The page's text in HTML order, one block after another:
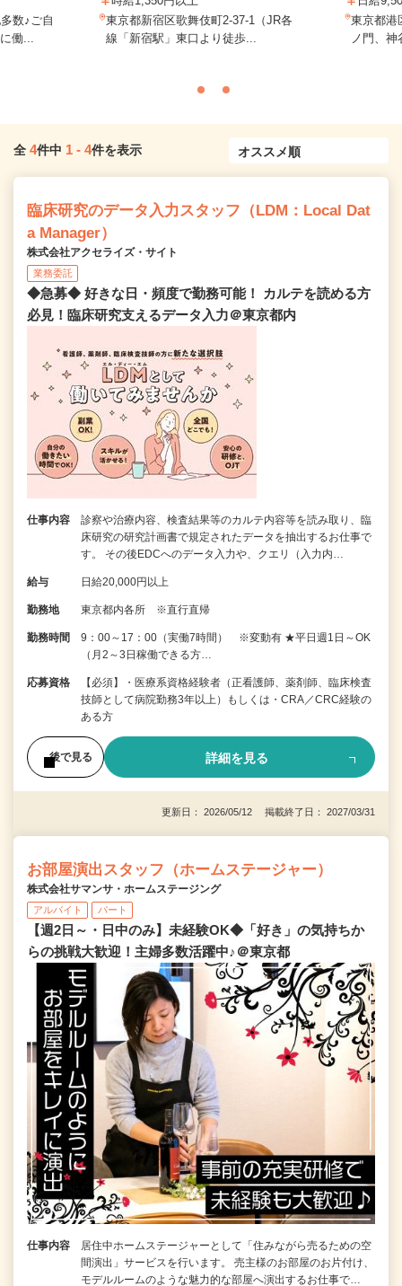
数♪ご自
働...
東京都新宿区歌舞伎町2-37-1（JR各
線「新宿駅」東口より徒歩...
東京都港
ノ門、
全 4件中 1 - 4件を表示
臨床研究のデータ入力スタッフ（LDM：Local Dat
a Manager）
株式会社アクセライズ・サイト
業務委託
◆急募◆ 好きな日・頻度で勤務可能！ カルテを読める方
必見！臨床研究支えるデータ入力＠東京都内
仕事内容
診察や治療内容、検査結果等のカルテ内容等を読み取り、臨
床研究の研究計画書で規定されたデータを抽出するお仕事で
す。 その後EDCへのデータ入力や、クエリ（入力内…
給与 日給20,000円以上
勤務地 東京都内各所 ※直行直帰
勤務時間
9：00～17：00（実働7時間） ※変動有 ★平日週1日～OK
（月2～3日稼働できる方…
応募資格
【必須】・医療系資格経験者（正看護師、薬剤師、臨床検査
技師として病院勤務3年以上）もしくは・CRA／CRC経験の
ある方
後で見る 詳細を見る
更新日： 2026/05/12 掲載終了日： 2027/03/31
お部屋演出スタッフ（ホームステージャー）
株式会社サマンサ・ホームステージング
アルバイト パート
【週2日～・日中のみ】未経験OK◆「好き」の気持ちか
らの挑戦大歓迎！主婦多数活躍中♪＠東京都
仕事内容
居住中ホームステージャーとして「住みながら売るための空
間演出」サービスを行います。 売主様のお部屋のお片付け、
モデルルームのような魅力的な部屋へ演出するお仕事で…